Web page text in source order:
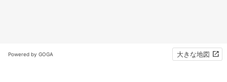
Powered by GOGA 大きな地図